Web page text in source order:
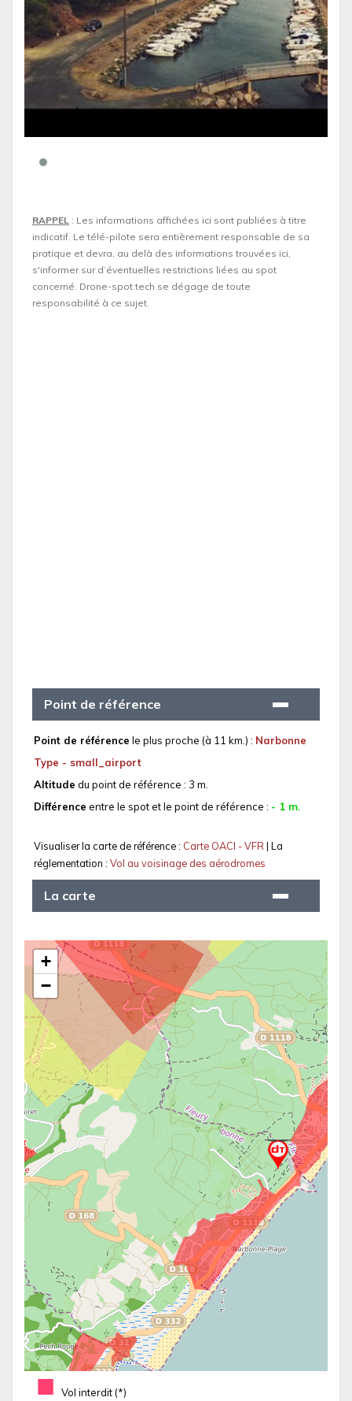
RAPPEL : Les informations affichées ici sont publiées à titre
indicatif. Le télé-pilote sera entièrement responsable de sa
pratique et devra, au delà des informations trouvées ici,
s'informer sur d’éventuelles restrictions liées au spot
concerné. Drone-spot.tech se dégage de toute
responsabilité à ce sujet.
Point de référence
Point de référence le plus proche (à 11 km.) : Narbonne
Type - small_airport
Altitude du point de référence : 3 m.
Différence entre le spot et le point de référence : - 1 m.
Visualiser la carte de référence : Carte OACI - VFR| La
réglementation : Vol au voisinage des aérodromes
La carte
■ Vol interdit (*)